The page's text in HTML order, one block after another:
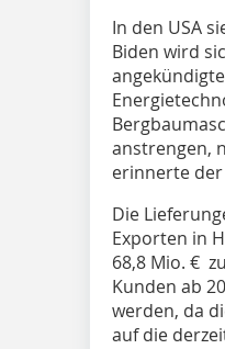
In den USA
Biden wird
anstrengen,
erinnerte
Die
Exporten in
68,8 Mio. €
Kunden ab
werden, da
auf die